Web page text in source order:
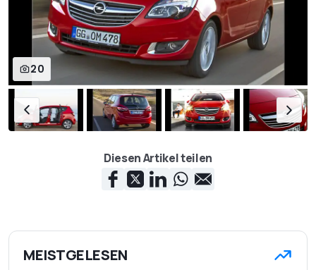
20
Diesen Artikel teilen
MEISTGELESEN